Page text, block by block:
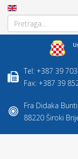
Tel: +387 39
Fax: +387 39
Fra Didaka
88220 Široki